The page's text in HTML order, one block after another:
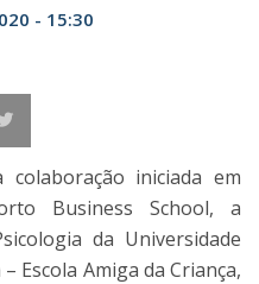
- 15:30
iniciada em
Business School, a
da Universidade
Escola Amiga da Criança,